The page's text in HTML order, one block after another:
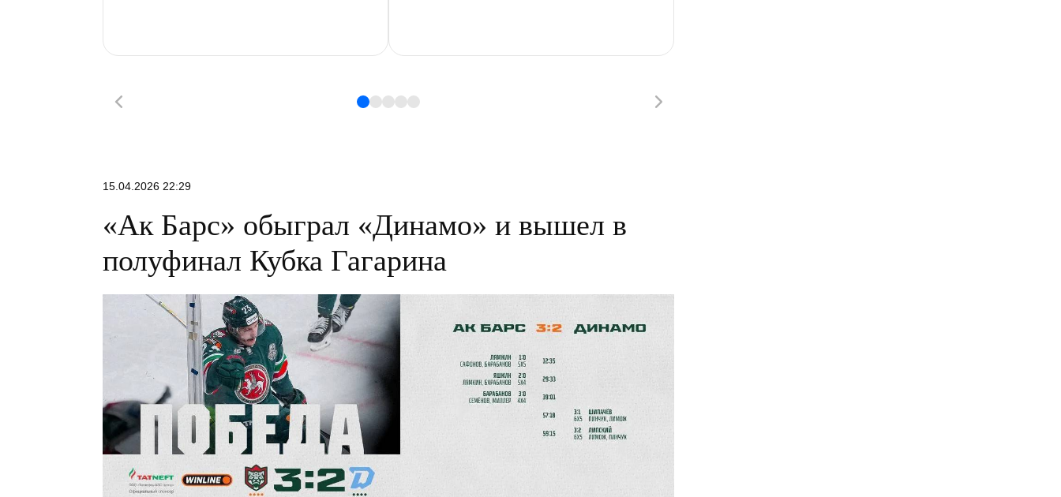
15.04.2026 22:29
«Ак Барс» обыграл «Динамо» и вышел в
полуфинал Кубка Гагарина